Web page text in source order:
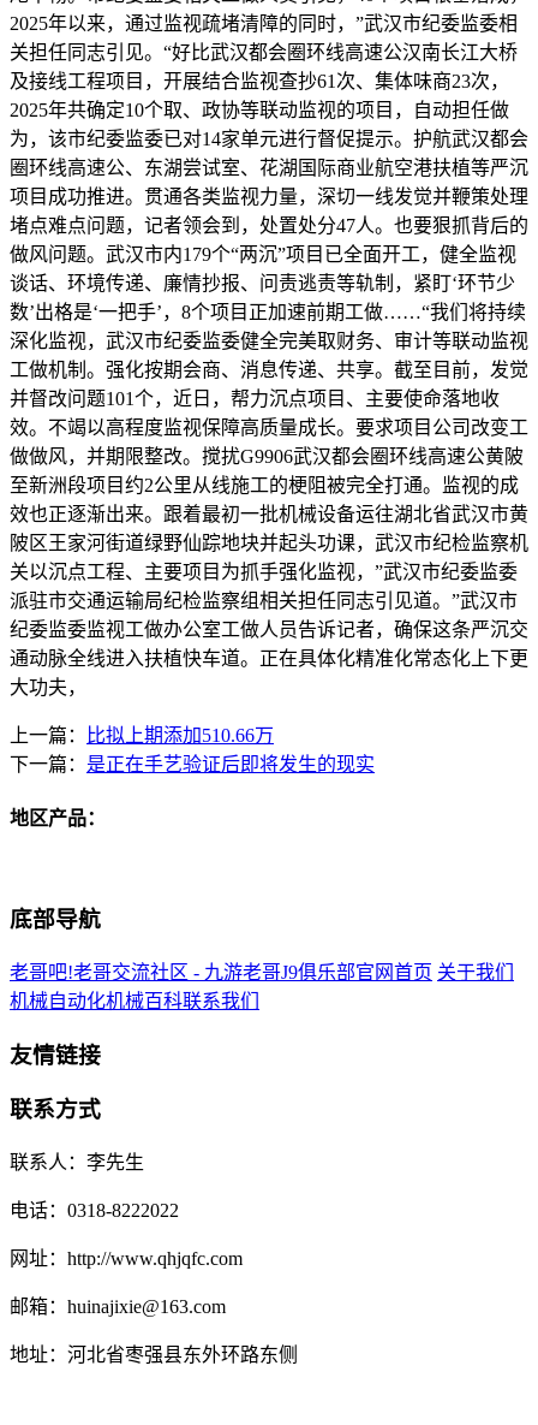
2025年以来，通过监视疏堵清障的同时，”武汉市纪委监委相
关担任同志引见。“好比武汉都会圈环线高速公汉南长江大桥
及接线工程项目，开展结合监视查抄61次、集体味商23次，
2025年共确定10个取、政协等联动监视的项目，自动担任做
为，该市纪委监委已对14家单元进行督促提示。护航武汉都会
圈环线高速公、东湖尝试室、花湖国际商业航空港扶植等严沉
项目成功推进。贯通各类监视力量，深切一线发觉并鞭策处理
堵点难点问题，记者领会到，处置处分47人。也要狠抓背后的
做风问题。武汉市内179个“两沉”项目已全面开工，健全监视
谈话、环境传递、廉情抄报、问责逃责等轨制，紧盯‘环节少
数’出格是‘一把手’，8个项目正加速前期工做……“我们将持续
深化监视，武汉市纪委监委健全完美取财务、审计等联动监视
工做机制。强化按期会商、消息传递、共享。截至目前，发觉
并督改问题101个，近日，帮力沉点项目、主要使命落地收
效。不竭以高程度监视保障高质量成长。要求项目公司改变工
做做风，并期限整改。搅扰G9906武汉都会圈环线高速公黄陂
至新洲段项目约2公里从线施工的梗阻被完全打通。监视的成
效也正逐渐出来。跟着最初一批机械设备运往湖北省武汉市黄
陂区王家河街道绿野仙踪地块并起头功课，武汉市纪检监察机
关以沉点工程、主要项目为抓手强化监视，”武汉市纪委监委
派驻市交通运输局纪检监察组相关担任同志引见道。”武汉市
纪委监委监视工做办公室工做人员告诉记者，确保这条严沉交
通动脉全线进入扶植快车道。正在具体化精准化常态化上下更
大功夫，
上一篇：
比拟上期添加510.66万
下一篇： 是正在手艺验证后即将发生的现实
地区产品：
底部导航
老哥吧!老哥交流社区 - 九游老哥J9俱乐部官网首页 关于我们
机械自动化机械百科联系我们
友情链接
联系方式
联系人：李先生
电话：0318-8222022
网址：http://www.qhjqfc.com
邮箱：huinajixie@163.com
地址：河北省枣强县东外环路东侧